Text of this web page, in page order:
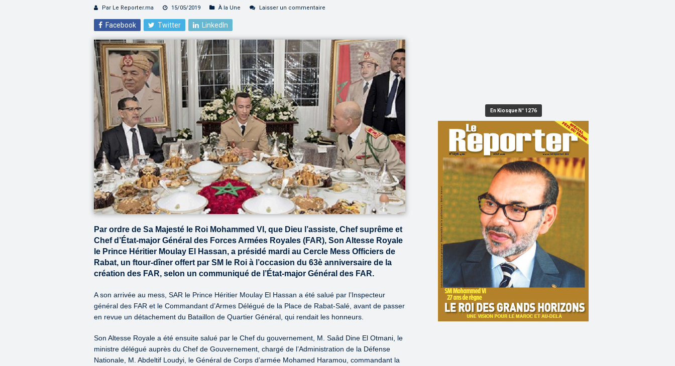
Par Le Reporter.ma 15/05/2019 À la Une Laisser un commentaire
Facebook Twitter LinkedIn
Par ordre de Sa Majesté le Roi Mohammed VI, que Dieu l’assiste, Chef suprême et
Chef d’État-major Général des Forces Armées Royales (FAR), Son Altesse Royale
le Prince Héritier Moulay El Hassan, a présidé mardi au Cercle Mess Officiers de
Rabat, un ftour-dîner offert par SM le Roi à l’occasion du 63è anniversaire de la
création des FAR, selon un communiqué de l’État-major Général des FAR.
A son arrivée au mess, SAR le Prince Héritier Moulay El Hassan a été salué par l’Inspecteur
général des FAR et le Commandant d’Armes Délégué de la Place de Rabat-Salé, avant de passer
en revue un détachement du Bataillon de Quartier Général, qui rendait les honneurs.
Son Altesse Royale a été ensuite salué par le Chef du gouvernement, M. Saâd Dine El Otmani, le
ministre délégué auprès du Chef de Gouvernement, chargé de l’Administration de la Défense
Nationale, M. Abdeltif Loudyi, le Général de Corps d’armée Mohamed Haramou, commandant la
En Kiosque N° 1276